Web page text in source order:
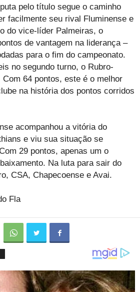
pelo título segue o caminho
facilmente seu rival Fluminense e
do vice-líder Palmeiras, o
de vantagem na liderança –
para o fim do campeonato.
no segundo turno, o Rubro-
64 pontos, este é o melhor
na história dos pontos corridos
acompanhou a vitória do
e viu sua situação se
29 pontos, apenas um o
Na luta para sair do
CSA, Chapecoense e Avai.
Fla